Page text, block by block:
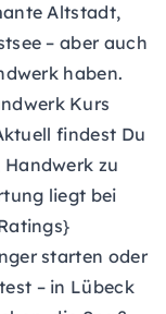
Altstadt,
– aber auch
haben.
Kurs
findest Du
zu
liegt bei
starten oder
– in Lübeck